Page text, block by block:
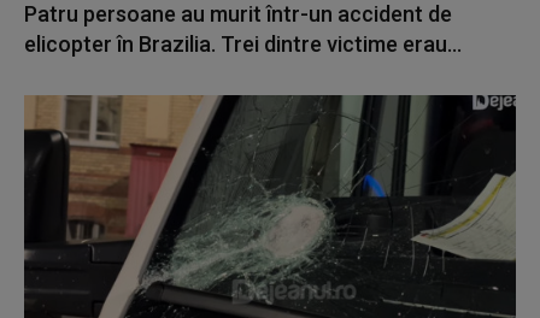
Patru persoane au murit într-un accident de
elicopter în Brazilia. Trei dintre victime erau...